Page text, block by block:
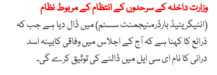
وزارت داخلہ کے سرحدوں کے انتظام کے مربوط نظام
(انٹیگریٹیڈ بارڈرمنیجمنٹ سسٹم) میں ڈال دیا ہے جب کہ
ذرائع کا کہنا ہے کہ آج کے اجلاس میں وفاقی کابینہ اسد
درانی کا نام ای سی ایل میں ڈالنے کی توثیق کرے گی۔